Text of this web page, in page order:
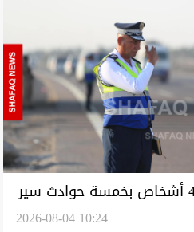
مصرع رجل مسن وإصابة 4 أشخاص بخمسة حوادث سير
2026-08-04 10:24